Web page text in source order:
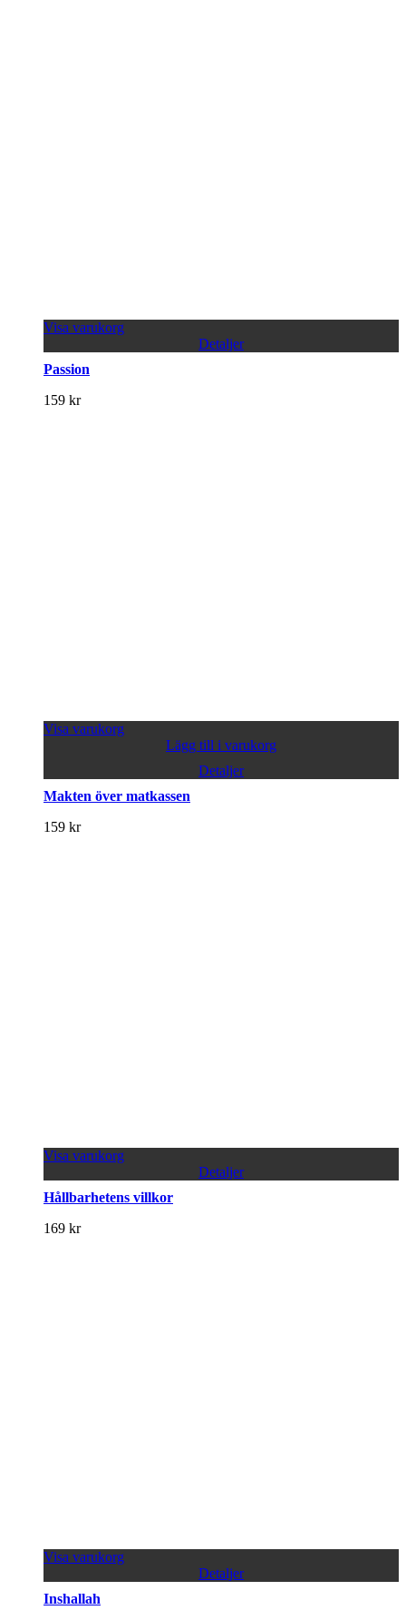
Visa varukorg
Detaljer
Passion
159 kr
Visa varukorg
Lägg till i varukorg
Detaljer
Makten över matkassen
159 kr
Visa varukorg
Detaljer
Hållbarhetens villkor
169 kr
Visa varukorg
Detaljer
Inshallah